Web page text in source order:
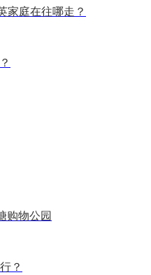
家庭在往哪走？
购物公园
？